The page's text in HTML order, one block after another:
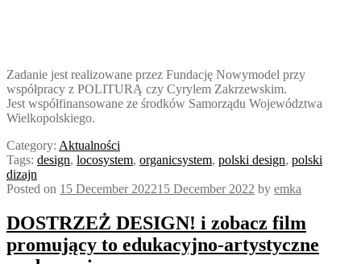
Zadanie jest realizowane przez Fundację Nowymodel przy
współpracy z POLITURĄ czy Cyrylem Zakrzewskim.
Jest współfinansowane ze środków Samorządu Województwa
Wielkopolskiego.
Category: Aktualności
Tags: design, locosystem, organicsystem, polski design, polski
dizajn
Posted on 15 December 202215 December 2022 by emka
DOSTRZEŻ DESIGN! i zobacz film
promujący to edukacyjno-artystyczne